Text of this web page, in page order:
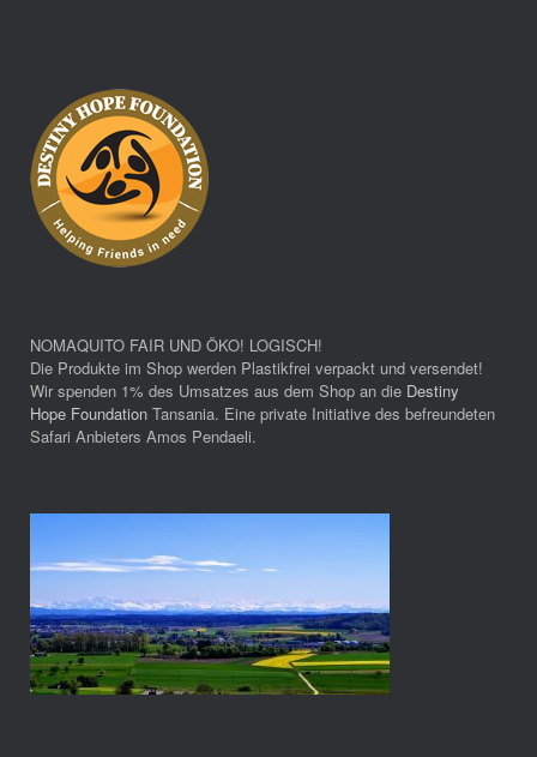
NOMAQUITO FAIR UND ÖKO! LOGISCH!
Die Produkte im Shop werden Plastikfrei verpackt und versendet!
Wir spenden 1% des Umsatzes aus dem Shop an die Destiny
Hope Foundation Tansania. Eine private Initiative des befreundeten
Safari Anbieters Amos Pendaeli.